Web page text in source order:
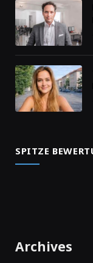
SPITZE
Archives